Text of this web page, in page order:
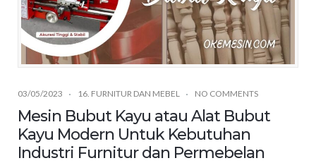
03/05/2023 16. FURNITUR DAN MEBEL NO COMMENTS
Mesin Bubut Kayu atau Alat Bubut
Kayu Modern Untuk Kebutuhan
Industri Furnitur dan Permebelan